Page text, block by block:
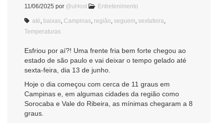
11/06/2025 por @uHost Entretenimento
até baixas Campinas região seguem sextafeira
Temperaturas
Esfriou por aí?! Uma frente fria bem forte chegou ao
estado de são paulo e vai deixar o tempo gelado até
sexta-feira, dia 13 de junho.
Hoje o dia começou com cerca de 11 graus em
Campinas e, em algumas cidades da região como
Sorocaba e Vale do Ribeira, as mínimas chegaram a 8
graus.